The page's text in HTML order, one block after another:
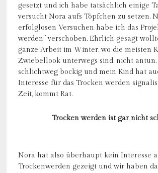
gesetzt und ich habe tatsächlich einige
versucht Nora aufs Töpfchen zu setzen.
erfolglosen Versuchen habe ich das
werden” verschoben. Ehrlich gesagt
ganze Arbeit im Winter, wo die meisten
Zwiebellook unterwegs sind, nicht
schlichtweg bockig und mein Kind hat
Interesse für das Trocken werden
Zeit, kommt Rat.
Trocken werden ist gar nicht
Nora hat also überhaupt kein Interesse
Trockenwerden gezeigt und wir haben